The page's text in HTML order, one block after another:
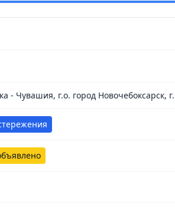
- Чувашия, г.о. город Новочебоксарск,